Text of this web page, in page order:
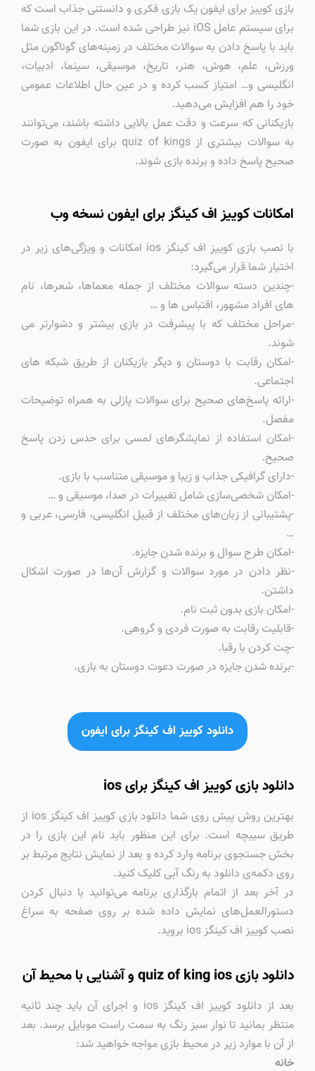
بازی کوییز برای ایفون یک بازی فکری و دانستنی جذاب است که
برای سیستم عامل iOS نیز طراحی شده است. در این بازی شما
باید با پاسخ دادن به سوالات مختلف در زمینه‌های گوناگون مثل
ورزش، علم، هوش، هنر، تاریخ، موسیقی، سینما، ادبیات،‌
انگلیسی و… امتیاز کسب کرده و در عین حال اطلاعات عمومی
خود را هم افزایش می‌دهید.
بازیکنانی که سرعت و دقت عمل بالایی داشته باشند، می‌توانند
به سوالات بیشتری از quiz of kings برای ایفون به صورت
صحیح پاسخ داده و برنده بازی شوند.
امکانات کوییز اف کینگز برای ایفون نسخه وب
با نصب بازی کوییز اف کینگز ios امکانات و ویژگی‌های زیر در
اختیار شما قرار می‌گیرد:
-چندین دسته سوالات مختلف از جمله معماها، شعرها، نام
های افراد مشهور، اقتباس ها و …
-مراحل مختلف که با پیشرفت در بازی بیشتر و دشوارتر می
شوند.
-امکان رقابت با دوستان و دیگر بازیکنان از طریق شبکه های
اجتماعی.
-ارائه پاسخ‌های صحیح برای سوالات پازلی به همراه توضیحات
مفصل.
-امکان استفاده از نمایشگرهای لمسی برای حدس زدن پاسخ
صحیح.
-دارای گرافیکی جذاب و زیبا و موسیقی متناسب با بازی.
-امکان شخصی‌سازی شامل تغییرات در صدا، موسیقی و …
-پشتیبانی از زبان‌های مختلف از قبیل انگلیسی، فارسی، عربی و
…
-امکان طرح سوال و برنده شدن جایزه.
-نظر دادن در مورد سوالات و گزارش آن‌ها در صورت اشکال
داشتن.
-امکان بازی بدون ثبت نام.
-قابلیت رقابت به صورت فردی و گروهی.
-چت کردن با رقبا.
-برنده شدن جایزه در صورت دعوت دوستان به بازی.
دانلود کوییز اف کینگز برای ایفون
دانلود بازی کوییز اف کینگز برای ios
بهترین روش پیش روی شما دانلود بازی کوییز اف کینگز ios از
طریق سیبچه است. برای این منظور باید نام این بازی را در
بخش جستجوی برنامه وارد کرده و بعد از نمایش نتایج مرتبط بر
روی دکمه‌ی دانلود به رنگ آبی کلیک کنید.
در آخر بعد از اتمام بارگذاری برنامه می‌توانید با دنبال کردن
دستورالعمل‌های نمایش داده شده بر روی صفحه به سراغ
نصب کوییز اف کینگز ios بروید.
دانلود بازی quiz of king ios و آشنایی با محیط آن
بعد از دانلود کوییز اف کینگز ios و اجرای آن باید چند ثانیه
منتظر بمانید تا نوار سبز رنگ به سمت راست موبایل برسد. بعد
از آن با موارد زیر در محیط بازی مواجه خواهید شد:
خانه